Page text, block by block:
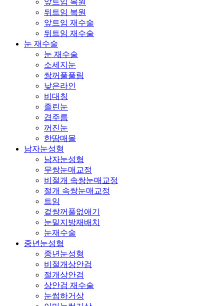
뒤트임 복원
앞트임 재수술
뒤트임 재수술
눈 재수술
눈 재수술
소세지눈
쌍꺼풀풀림
낮은라인
비대칭
졸린눈
겹주름
꺼진눈
한땀매몰
남자눈성형
남자눈성형
무쌍눈매교정
비절개 속쌍눈매교정
절개 속쌍눈매교정
트임
겉쌍꺼풀없애기
눈밑지방재배치
눈재수술
중년눈성형
중년눈성형
비절개상안검
절개상안검
상안검 재수술
눈썹하거상